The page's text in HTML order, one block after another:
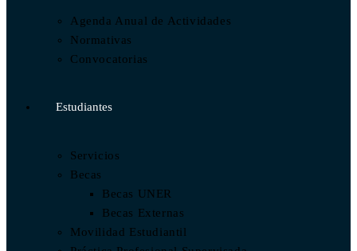
Agenda Anual de Actividades
Normativas
Convocatorias
Estudiantes
Servicios
Becas
Becas UNER
Becas Externas
Movilidad Estudiantil